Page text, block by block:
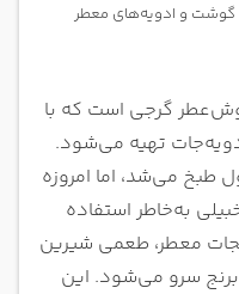
گوشت و ادویه‌های معطر
گرجی است که با
تهیه می‌شود.
طبخ می‌شد، اما امروزه
به‌خاطر استفاده
معطر، طعمی شیرین
برنج سرو می‌شود. این